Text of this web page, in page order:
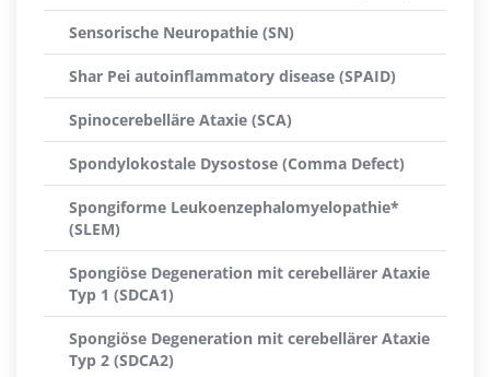
Sensorische Neuropathie (SN)
Shar Pei autoinflammatory disease (SPAID)
Spinocerebelläre Ataxie (SCA)
Spondylokostale Dysostose (Comma Defect)
Spongiforme Leukoenzephalomyelopathie*
(SLEM)
Spongiöse Degeneration mit cerebellärer Ataxie
Typ 1 (SDCA1)
Spongiöse Degeneration mit cerebellärer Ataxie
Typ 2 (SDCA2)